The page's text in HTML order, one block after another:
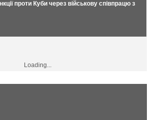
проти Куби через військову співпрацю з
Loading...